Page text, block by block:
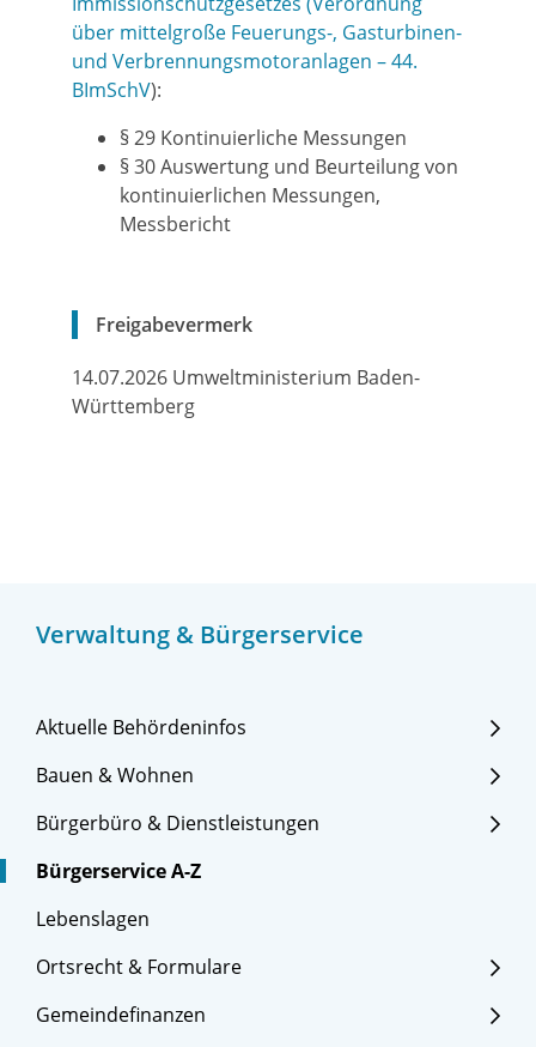
Verwaltung & Bürgerservice
Aktuelle Behördeninfos
Bauen & Wohnen
Bürgerbüro & Dienstleistungen
Bürgerservice A-Z
Lebenslagen
Ortsrecht & Formulare
Gemeindefinanzen
über mittelgroße Feuerungs-, Gasturbinen-
und Verbrennungsmotoranlagen – 44.
BImSchV):
§ 29 Kontinuierliche Messungen
§ 30 Auswertung und Beurteilung von
kontinuierlichen Messungen,
Messbericht
Freigabevermerk
14.07.2026 Umweltministerium Baden-
Württemberg